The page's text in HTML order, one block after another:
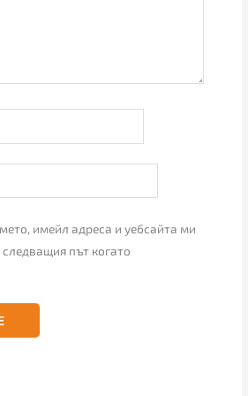
имейл адреса и уебсайта ми
път когато